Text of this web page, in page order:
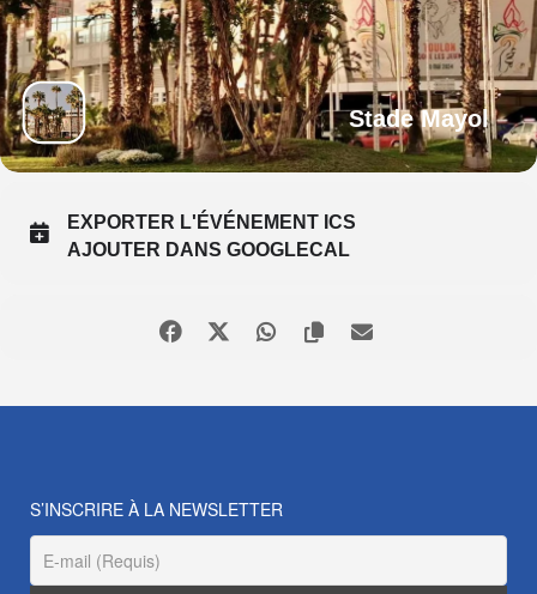
Stade Mayol
EXPORTER L'ÉVÉNEMENT ICS
AJOUTER DANS GOOGLECAL
S’INSCRIRE À LA NEWSLETTER